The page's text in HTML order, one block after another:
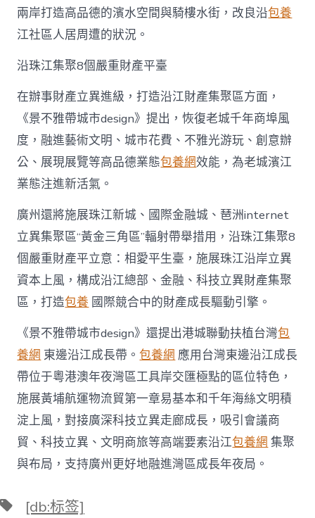
兩岸打造高品德的濱水空間與騎樓水街，改良沿包養
江社區人居周遭的狀況。
沿珠江集聚8個嚴重財產平臺
在辦事財產立異進級，打造沿江財產集聚區方面，
《景不雅帶城市design》提出，恢復老城千年商埠風
度，融進藝術文明、城市花費、不雅光游玩、創意辦
公、展現展覽等高品德業態包養網效能，為老城濱江
業態注進新活氣。
廣州還將施展珠江新城、國際金融城、琶洲internet
立異集聚區“黃金三角區”輻射帶舉措用，沿珠江集聚8
個嚴重財產平立意：相愛平生臺，施展珠江沿岸立異
資本上風，構成沿江總部、金融、科技立異財產集聚
區，打造包養 國際競合中的財產成長驅動引擎。
《景不雅帶城市design》還提出港城聯動扶植台灣包
養網 東邊沿江成長帶。包養網 應用台灣東邊沿江成長
帶位于粵港澳年夜灣區工具岸交匯極點的區位特色，
施展黃埔航運物流貿第一章易基本和千年海絲文明積
淀上風，對接廣深科技立異走廊成長，吸引會議商
貿、科技立異、文明商旅等高端要素沿江包養網 集聚
與布局，支持廣州更好地融進灣區成長年夜局。
標 [db:标签]